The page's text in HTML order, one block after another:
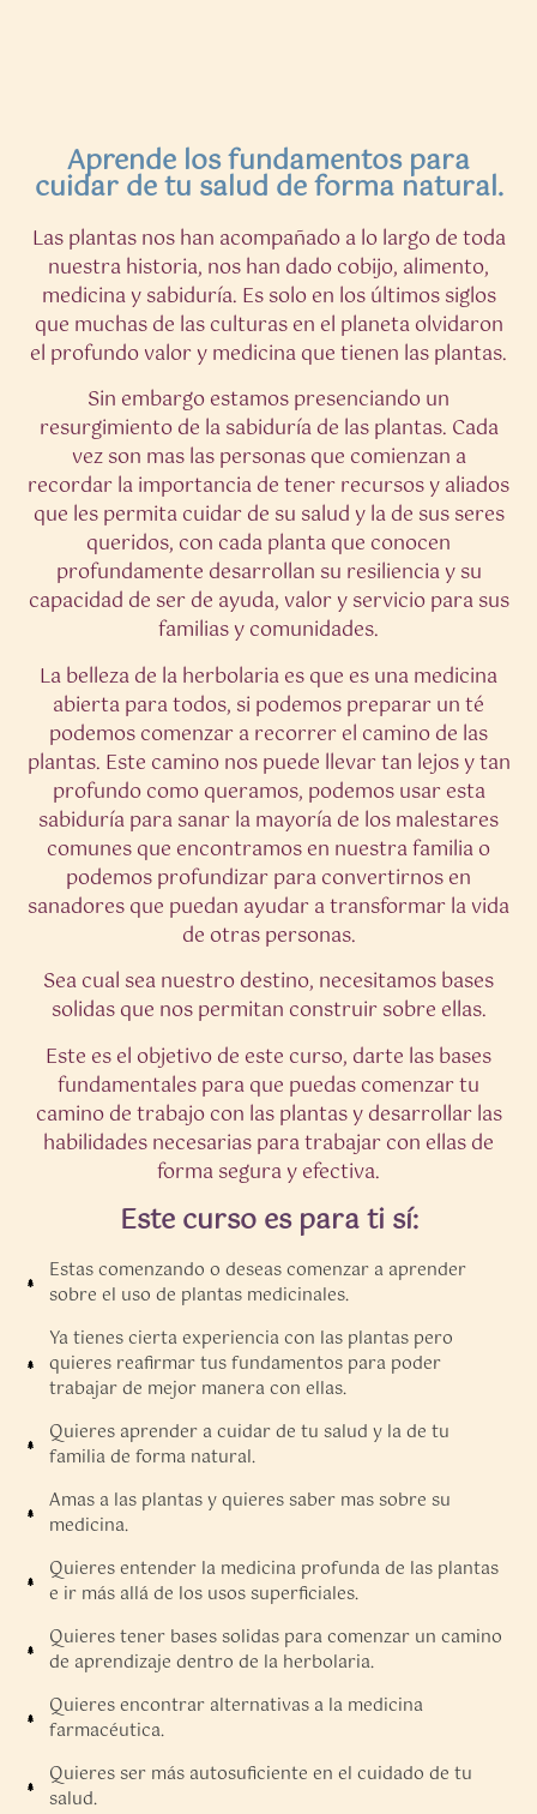
Aprende los fundamentos para
cuidar de tu salud de forma natural.
Las plantas nos han acompañado a lo largo de toda
nuestra historia, nos han dado cobijo, alimento,
medicina y sabiduría. Es solo en los últimos siglos
que muchas de las culturas en el planeta olvidaron
el profundo valor y medicina que tienen las plantas.
Sin embargo estamos presenciando un
resurgimiento de la sabiduría de las plantas. Cada
vez son mas las personas que comienzan a
recordar la importancia de tener recursos y aliados
que les permita cuidar de su salud y la de sus seres
queridos, con cada planta que conocen
profundamente desarrollan su resiliencia y su
capacidad de ser de ayuda, valor y servicio para sus
familias y comunidades.
La belleza de la herbolaria es que es una medicina
abierta para todos, si podemos preparar un té
podemos comenzar a recorrer el camino de las
plantas. Este camino nos puede llevar tan lejos y tan
profundo como queramos, podemos usar esta
sabiduría para sanar la mayoría de los malestares
comunes que encontramos en nuestra familia o
podemos profundizar para convertirnos en
sanadores que puedan ayudar a transformar la vida
de otras personas.
Sea cual sea nuestro destino, necesitamos bases
solidas que nos permitan construir sobre ellas.
Este es el objetivo de este curso, darte las bases
fundamentales para que puedas comenzar tu
camino de trabajo con las plantas y desarrollar las
habilidades necesarias para trabajar con ellas de
forma segura y efectiva.
Este curso es para ti sí:
Estas comenzando o deseas comenzar a aprender
sobre el uso de plantas medicinales.
Ya tienes cierta experiencia con las plantas pero
quieres reafirmar tus fundamentos para poder
trabajar de mejor manera con ellas.
Quieres aprender a cuidar de tu salud y la de tu
familia de forma natural.
Amas a las plantas y quieres saber mas sobre su
medicina.
Quieres entender la medicina profunda de las plantas
e ir más allá de los usos superficiales.
Quieres tener bases solidas para comenzar un camino
de aprendizaje dentro de la herbolaria.
Quieres encontrar alternativas a la medicina
farmacéutica.
Quieres ser más autosuficiente en el cuidado de tu
salud.